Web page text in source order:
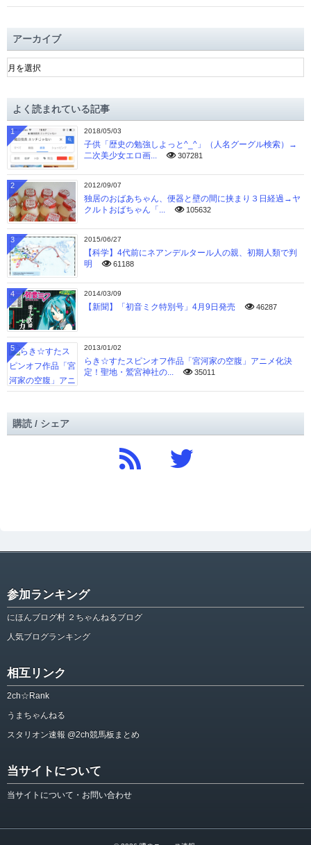
アーカイブ
ア
ー
ブよく読まれている記事
2018/05/03
子供「歴史の勉強しよっと^_^」（人名グーグル検索）→
二次美少女エロ画...
307281
1
2012/09/07
独居のおばあちゃん、便器と壁の間に挟まり３日経過→ヤ
クルトおばちゃん「...
105632
2
2015/06/27
【科学】4代前にネアンデルタール人の親、初期人類で判
明
61188
3
2014/03/09
【新聞】「初音ミク特別号」4月9日発売 46287
4
2013/01/02
らき☆すたスピンオフ作品「宮河家の空腹」アニメ化決
定！聖地・鷲宮神社の...
35011
5
購読 / シェア
参加ランキング
にほんブログ村 ２ちゃんねるブログ
人気ブログランキング
相互リンク
2ch☆Rank
うまちゃんねる
スタリオン速報 @2ch競馬板まとめ
当サイトについて
当サイトについて・お問い合わせ